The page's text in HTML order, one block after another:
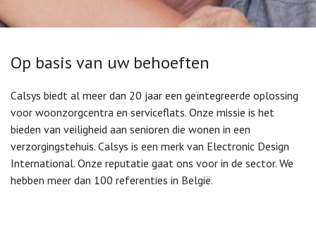
Op basis van uw behoeften
Calsys biedt al meer dan 20 jaar een geïntegreerde oplossing
voor woonzorgcentra en serviceflats. Onze missie is het
bieden van veiligheid aan senioren die wonen in een
verzorgingstehuis. Calsys is een merk van Electronic Design
International. Onze reputatie gaat ons voor in de sector. We
hebben meer dan 100 referenties in België.